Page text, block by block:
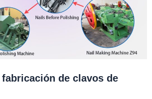
de clavos de